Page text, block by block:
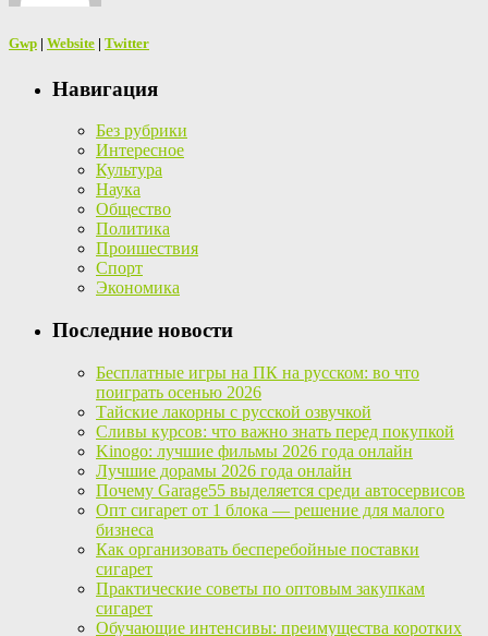
Gwp | Website | Twitter
Навигация
Без рубрики
Интересное
Культура
Наука
Общество
Политика
Проишествия
Спорт
Экономика
Последние новости
Бесплатные игры на ПК на русском: во что
поиграть осенью 2026
Тайские лакорны с русской озвучкой
Сливы курсов: что важно знать перед покупкой
Kinogo: лучшие фильмы 2026 года онлайн
Лучшие дорамы 2026 года онлайн
Почему Garage55 выделяется среди автосервисов
Опт сигарет от 1 блока — решение для малого
бизнеса
Как организовать бесперебойные поставки
сигарет
Практические советы по оптовым закупкам
сигарет
Обучающие интенсивы: преимущества коротких